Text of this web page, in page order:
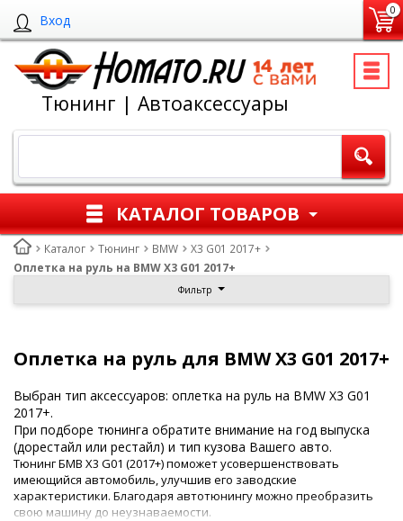
Вход
0
Тюнинг | Автоаксессуары
КАТАЛОГ ТОВАРОВ
Каталог Тюнинг BMW
X3 G01 2017+
Оплетка на руль на BMW X3 G01 2017+
Фильтр
Оплетка на руль для BMW X3 G01 2017+
Выбран тип аксессуаров: оплетка на руль на BMW X3 G01
2017+.
При подборе тюнинга обратите внимание на год выпуска
(дорестайл или рестайл) и тип кузова Вашего авто.
Тюнинг БМВ Х3 G01 (2017+) поможет усовершенствовать
имеющийся автомобиль, улучшив его заводские
характеристики. Благодаря автотюнингу можно преобразить
свою машину до неузнаваемости.